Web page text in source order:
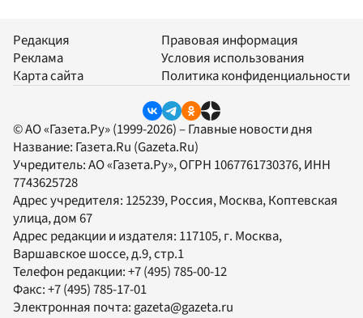
Редакция
Реклама
Карта сайта
Правовая информация
Условия использования
Политика конфиденциальности
© АО «Газета.Ру» (1999-2026) – Главные новости дня
Название: Газета.Ru (Gazeta.Ru)
Учредитель:АО «Газета.Ру», ОГРН 1067761730376, ИНН
7743625728
Адрес учредителя: 125239, Россия, Москва, Коптевская
улица, дом 67
Адрес редакции и издателя: 117105, г. Москва,
Варшавское шоссе, д.9, стр.1
Телефон редакции:+7 (495) 785-00-12
Факс:+7 (495) 785-17-01
Электронная почта: gazeta@gazeta.ru